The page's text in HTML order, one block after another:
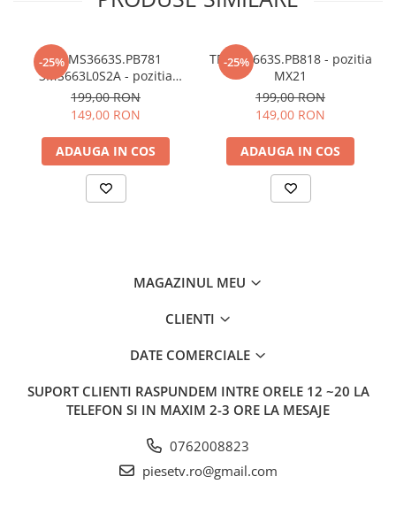
-25%TP.MS3663S.PB781
3MS663L0S2A - pozitia
MX22
199,00 RON
149,00 RON
ADAUGA IN COS
-25%
TP.MS3663S.PB818 - pozitia
MX21
199,00 RON
149,00 RON
ADAUGA IN COS
MAGAZINUL MEU
CLIENTI
DATE COMERCIALE
SUPORT CLIENTI RASPUNDEM INTRE ORELE 12 ~20 LA
TELEFON SI IN MAXIM 2-3 ORE LA MESAJE
0762008823
piesetv.ro@gmail.com